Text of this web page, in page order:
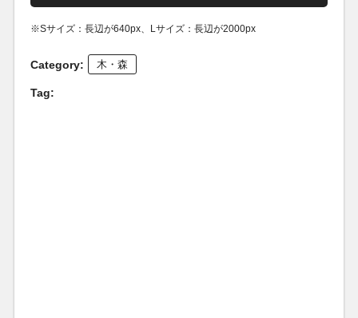
※Sサイズ：長辺が640px、Lサイズ：長辺が2000px
Category: 木・森
Tag: